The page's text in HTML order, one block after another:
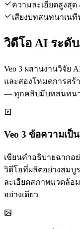
ความละเอียดสูงสุด
เสียงบทสนทนาเนที
วิดีโอ AI ระดั
Veo 3 ผสานงานวิจัย
และสองโหมดการสร้
— ทุกคลิปมีบทสนทน
Veo 3 ข้อความเป็
เขียนคำอธิบายฉากอย่
วิดีโอที่ผลิตอย่างสมบู
ละเอียดสภาพแวดล้อ
อย่างเดียว